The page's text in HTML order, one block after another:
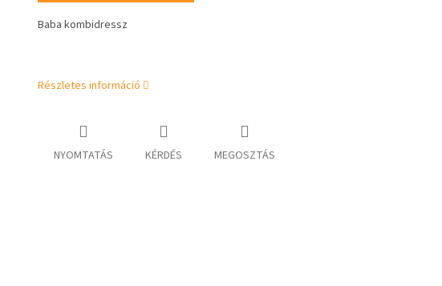
Baba kombidressz
Részletes információ
NYOMTATÁS KÉRDÉS MEGOSZTÁS